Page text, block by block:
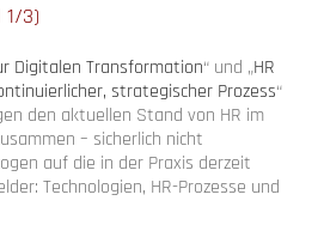
3)
Digitalen Transformation“ und „HR
strategischer Prozess“
den aktuellen Stand von HR im
– sicherlich nicht
auf die in der Praxis derzeit
Technologien, HR-Prozesse und